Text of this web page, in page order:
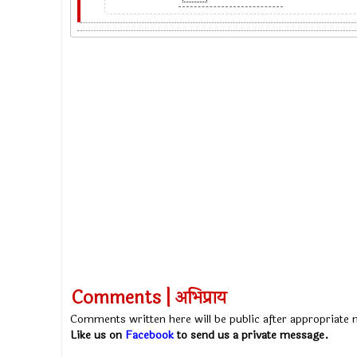
Comments | अभिप्राय
Comments written here will be public after appropriate
Like us on Facebookto send us a private message.